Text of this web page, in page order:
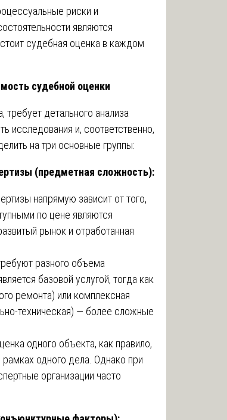
риски и
являются
судебная оценка в каждом
судебной оценки
детального анализа
исследования и, соответственно,
на три основные группы:
(предметная сложность):
напрямую зависит от того,
по цене являются
рынок и отработанная
разного объема
базовой услугой, тогда как
ремонта) или комплексная
техническая) — более сложные
одного объекта, как правило,
одного дела. Однако при
организации часто